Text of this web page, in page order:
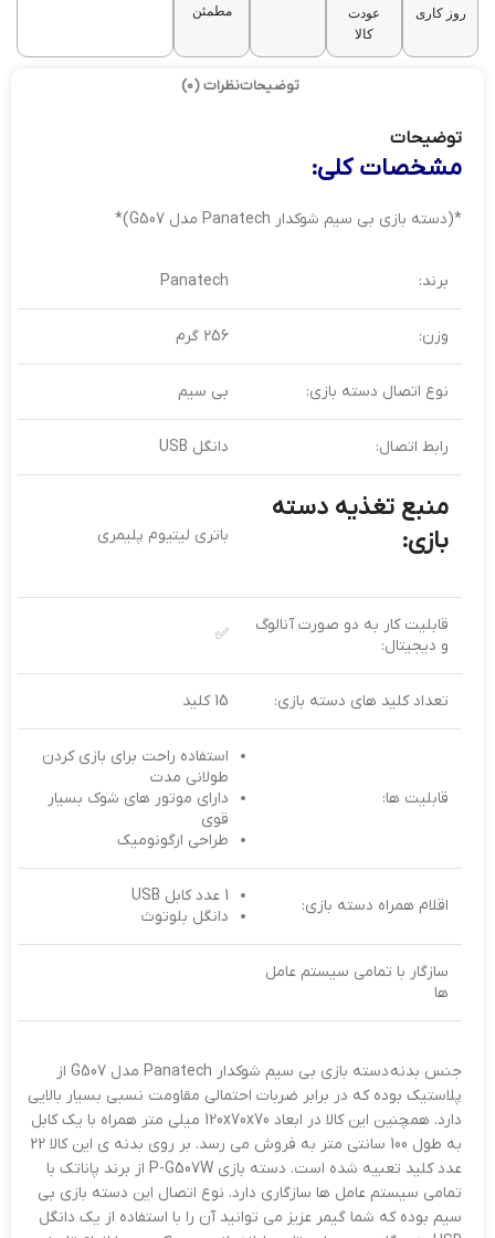
روز کاری
عودت
کالا
مطمئن
توضیحاتنظرات (0)
توضیحات
مشخصات کلی:
*(دسته بازی بی سیم شوکدار Panatech مدل G507)*
برند: Panatech
وزن: 256 گرم
نوع اتصال دسته بازی: بی سیم
رابط اتصال: دانگل USB
منبع تغذیه دسته
بازی:
باتری لیتیوم پلیمری
قابلیت کار به دو صورت آنالوگ
و دیجیتال:
✅
تعداد کلید های دسته بازی: 15 کلید
قابلیت ها:
استفاده راحت برای بازی کردن
طولانی مدت
دارای موتور های شوک بسیار
قوی
طراحی ارگونومیک
اقلام همراه دسته بازی:
1 عدد کابل USB
دانگل بلوتوث
سازگار با تمامی سیستم عامل
ها
جنس بدنه دسته بازی بی سیم شوکدار Panatech مدل G507 از
پلاستیک بوده که در برابر ضربات احتمالی مقاومت نسبی بسیار بالایی
دارد. همچنین این کالا در ابعاد 120x70x70 میلی متر همراه با یک کابل
به طول 100 سانتی متر به فروش می رسد. بر روی بدنه ی این کالا 22
عدد کلید تعبیه شده است. دسته بازی P-G507W از برند پاناتک با
تمامی سیستم عامل ها سازگاری دارد. نوع اتصال این دسته بازی بی
سیم بوده که شما گیمر عزیز می توانید آن را با استفاده از یک دانگل